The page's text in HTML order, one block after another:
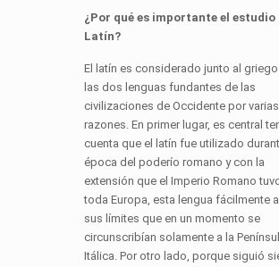
¿Por qué es importante el estudio
Latín?
El latín es considerado junto al
las dos lenguas fundantes de las
civilizaciones de Occidente por varias
razones. En primer lugar, es central
cuenta que el latín fue utilizado
época del poderío romano y con la
extensión que el Imperio Romano
toda Europa, esta lengua fácilmente
sus límites que en un momento se
circunscribían solamente a la
Itálica. Por otro lado, porque siguió